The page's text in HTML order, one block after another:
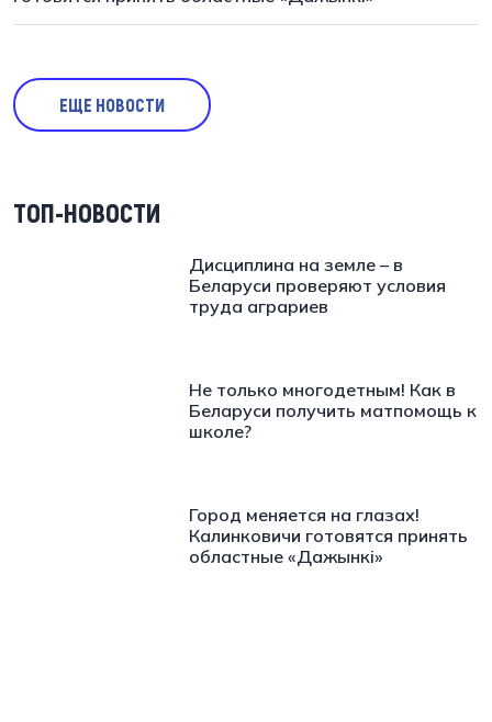
ЕЩЕ НОВОСТИ
ТОП-НОВОСТИ
Дисциплина на земле – в
Беларуси проверяют условия
труда аграриев
Не только многодетным! Как в
Беларуси получить матпомощь к
школе?
Город меняется на глазах!
Калинковичи готовятся принять
областные «Дажынкі»